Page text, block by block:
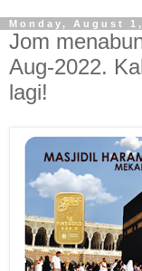
Monday, August
Jom
Aug-2022.
lagi!